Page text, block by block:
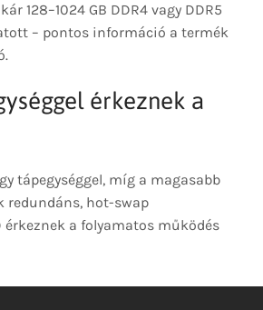
128–1024 GB DDR4 vagy DDR5
– pontos információ a termék
érkeznek a
tápegységgel, míg a magasabb
redundáns, hot-swap
érkeznek a folyamatos működés